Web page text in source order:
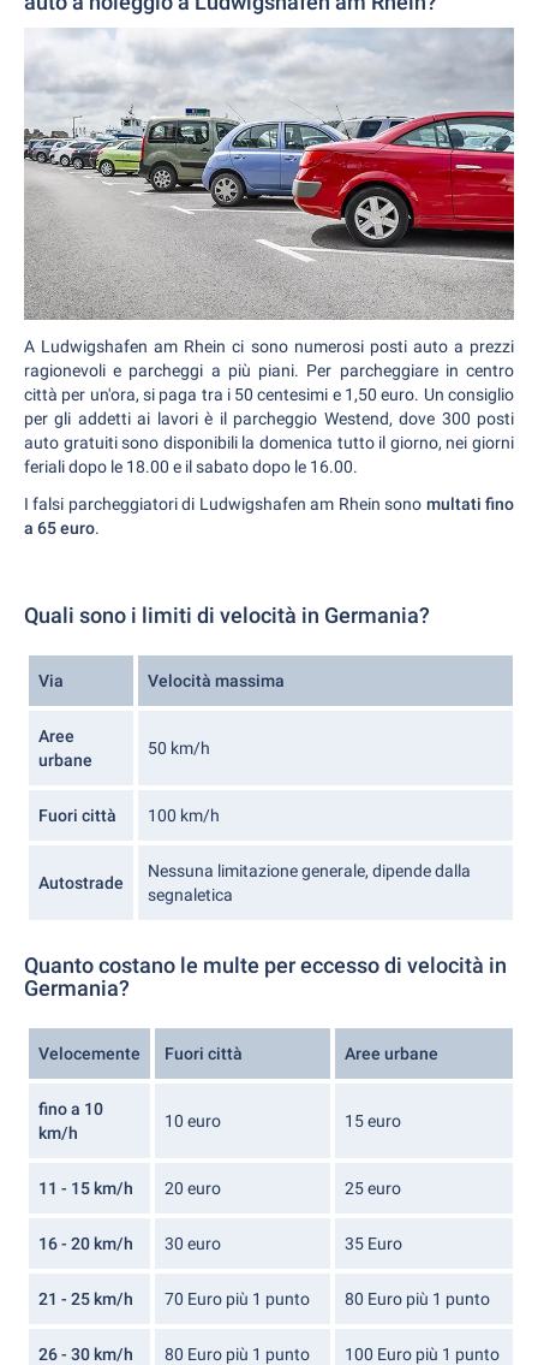
A Ludwigshafen am Rhein ci sono numerosi posti auto a prezzi
ragionevoli e parcheggi a più piani. Per parcheggiare in centro
città per un'ora, si paga tra i 50 centesimi e 1,50 euro. Un consiglio
per gli addetti ai lavori è il parcheggio Westend, dove 300 posti
auto gratuiti sono disponibili la domenica tutto il giorno, nei giorni
feriali dopo le 18.00 e il sabato dopo le 16.00.
I falsi parcheggiatori di Ludwigshafen am Rhein sono multati fino
a 65 euro.
Quali sono i limiti di velocità in Germania?
Via Velocità massima
Aree
urbane
50 km/h
Fuori città 100 km/h
Autostrade
Nessuna limitazione generale, dipende dalla
segnaletica
Quanto costano le multe per eccesso di velocità in
Germania?
Velocemente Fuori città Aree urbane
fino a 10
km/h
10 euro 15 euro
11 - 15 km/h 20 euro 25 euro
16 - 20 km/h 30 euro 35 Euro
21 - 25 km/h 70 Euro più 1 punto 80 Euro più 1 punto
26 - 30 km/h 80 Euro più 1 punto 100 Euro più 1 punto